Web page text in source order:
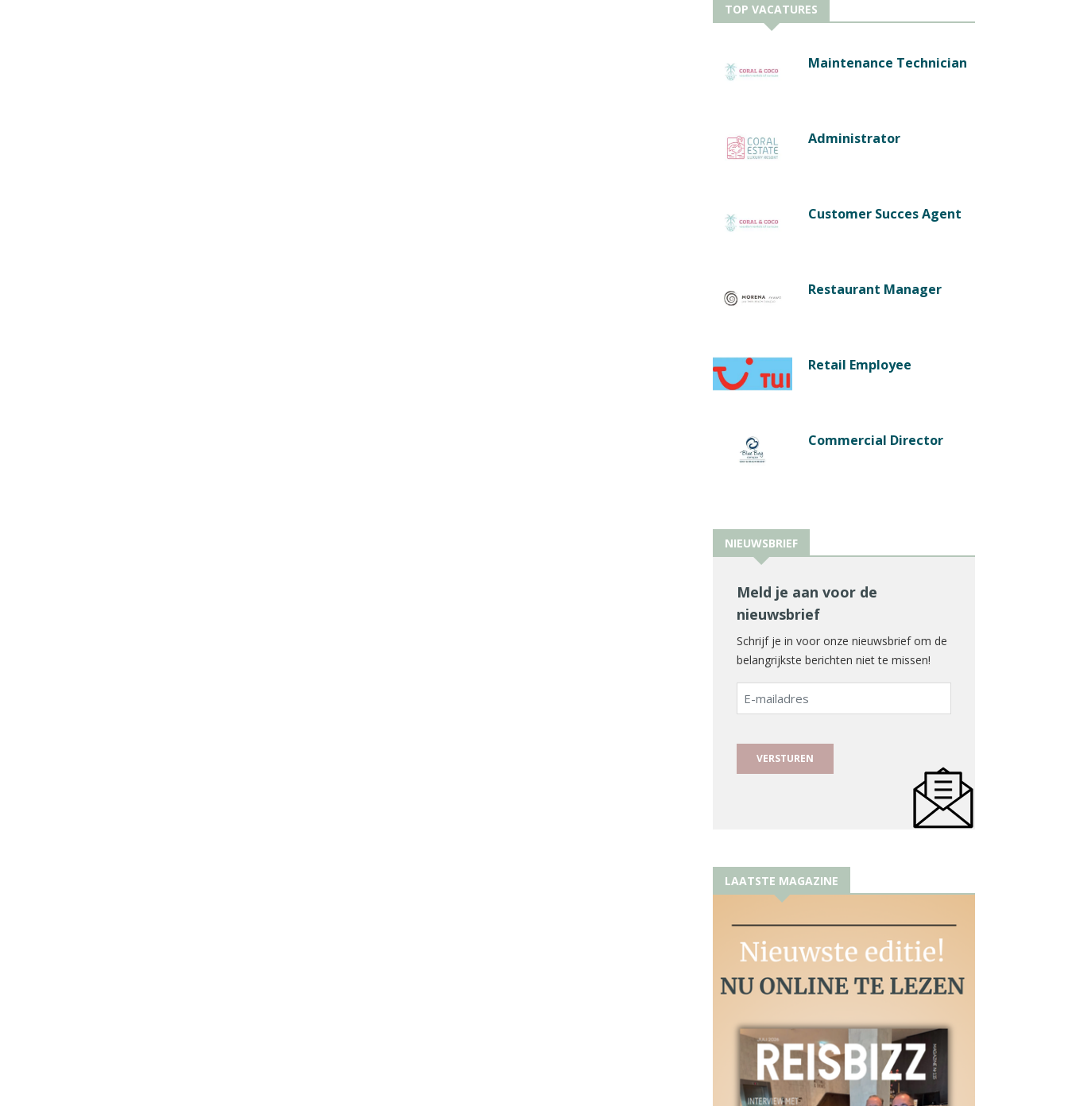
TOP VACATURES
Maintenance Technician
Administrator
Customer Succes Agent
Restaurant Manager
Retail Employee
Commercial Director
NIEUWSBRIEF
Meld je aan voor de
nieuwsbrief
Schrijf je in voor onze nieuwsbrief om de
belangrijkste berichten niet te missen!
E-
mailadres
LAATSTE MAGAZINE